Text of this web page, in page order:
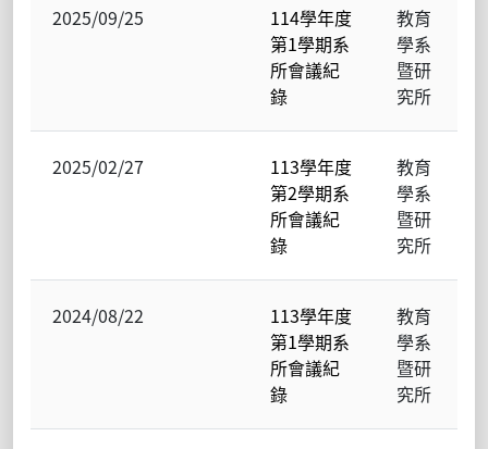
2025/09/25
114學年度
第1學期系
所會議紀
錄
教育
學系
暨研
究所
2025/02/27
113學年度
第2學期系
所會議紀
錄
教育
學系
暨研
究所
2024/08/22
113學年度
第1學期系
所會議紀
錄
教育
學系
暨研
究所